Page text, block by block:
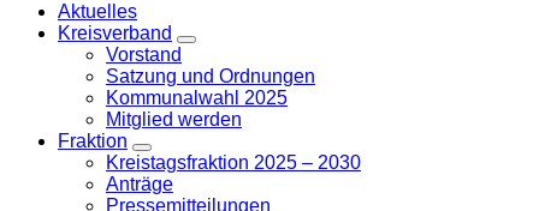
Aktuelles
Kreisverband
Zeige
Untermenü
Vorstand
Satzung und Ordnungen
Kommunalwahl 2025
Mitglied werden
Fraktion
Zeige
Untermenü
Kreistagsfraktion 2025 – 2030
Anträge
Pressemitteilungen